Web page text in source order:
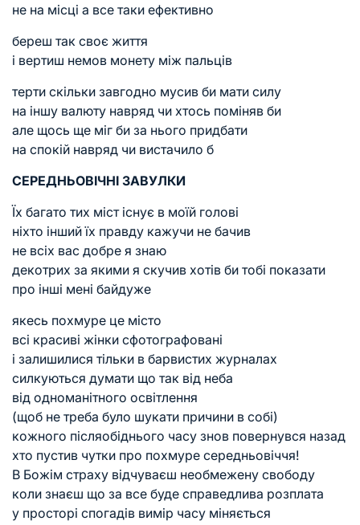
не на місці а все таки ефективно
береш так своє життя
і вертиш немов монету між пальців
терти скільки завгодно мусив би мати силу
на іншу валюту навряд чи хтось поміняв би
але щось ще міг би за нього придбати
на спокій навряд чи вистачило б
СЕРЕДНЬОВІЧНІ ЗАВУЛКИ
Їх багато тих міст існує в моїй голові
ніхто інший їх правду кажучи не бачив
не всіх вас добре я знаю
декотрих за якими я скучив хотів би тобі показати
про інші мені байдуже
якесь похмуре це місто
всі красиві жінки сфотографовані
і залишилися тільки в барвистих журналах
силкуються думати що так від неба
від одноманітного освітлення
(щоб не треба було шукати причини в собі)
кожного післяобіднього часу знов повернувся назад
хто пустив чутки про похмуре середньовіччя!
В Божім страху відчуваєш необмежену свободу
коли знаєш що за все буде справедлива розплата
у просторі спогадів вимір часу міняється